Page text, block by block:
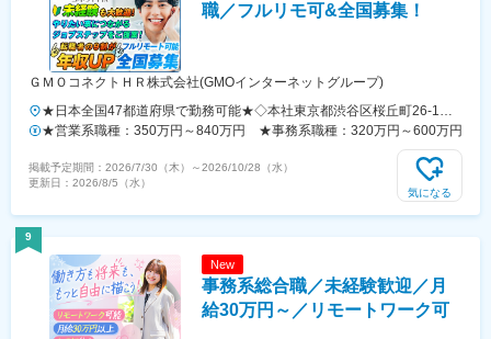
最寄り駅：「東京」駅◆港南事業所（不動産事務部）／東京都港区港
南・最寄り駅：「品川」駅※受動喫煙対策：あり
職／フルリモ可&全国募集！
ＧＭＯコネクトＨＲ株式会社(GMOインターネットグループ)
★日本全国47都道府県で勤務可能★◇本社東京都渋谷区桜丘町26-1セ
ルリアンタワー7F（最寄駅：渋谷駅徒歩5分）◇大阪支店大阪府大阪市
北区大深町3-1 グランフロント大阪タワーB23階（最寄駅：梅田駅徒歩
7分）◇札幌支店北海道札幌市中央区北2条西3丁目1 敷島ビル5階（最
寄駅：札幌駅徒歩7分）◇福岡支店福岡県福岡市中央区天神2丁目7番21
勤務も歓迎！※職種・経験・スキルが満たない方はジョブステップを経
て一定の基準を満たした後にフルリモート可能となります。＜ご自宅の
近くでの勤務も可能＞就業場所は事業所や提携企業含め日本全国47都
道府県にありますので、地方の方でもご自宅から近くでの勤務も可能で
★営業系職種：350万円～840万円 ★事務系職種：320万円～600万円
掲載予定期間： 2026/7/30（木） ～2026/10/28（水）
更新日： 2026/8/5（水）
気になる
9
New
事務系総合職／未経験歓迎／月
給30万円～／リモートワーク可